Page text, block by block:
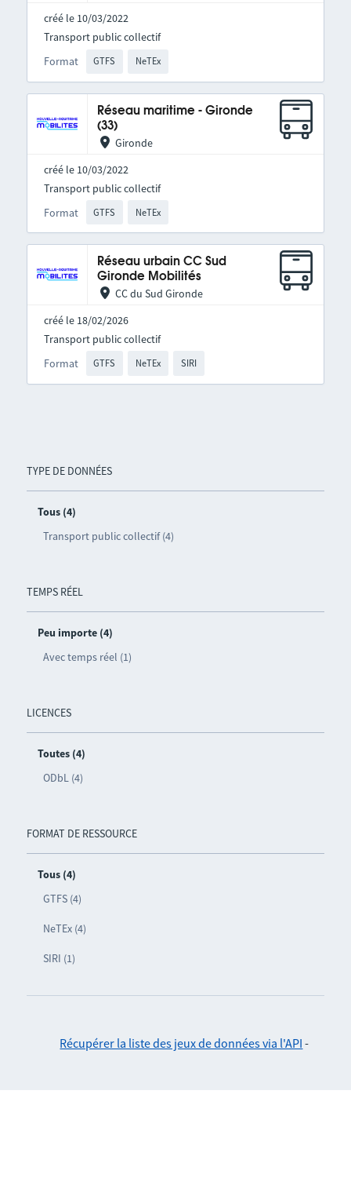
TYPE DE DONNÉES
Tous (4)
Transport public collectif (4)
TEMPS RÉEL
Peu importe (4)
Avec temps réel (1)
LICENCES
Toutes (4)
ODbL (4)
FORMAT DE RESSOURCE
Tous (4)
GTFS (4)
NeTEx (4)
SIRI (1)
créé le 10/03/2022
Format GTFS NeTEx
Transport public collectif
Réseau maritime - Gironde
(33)
Gironde
créé le 10/03/2022
Format GTFS NeTEx
Transport public collectif
Réseau urbain CC Sud
Gironde Mobilités
CC du Sud Gironde
créé le 18/02/2026
Format GTFS NeTEx SIRI
Transport public collectif
Récupérer la liste des jeux de données via l'API -